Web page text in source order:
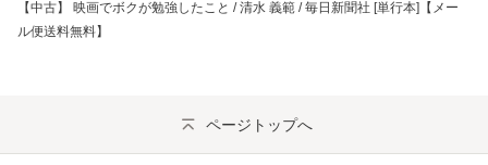
【中古】 映画でボクが勉強したこと / 清水 義範 / 毎日新聞社 [単行本]【メー
ル便送料無料】
ページトップへ